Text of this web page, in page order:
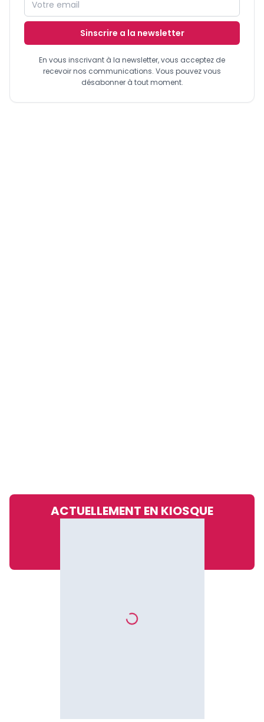
Sinscrire a la newsletter
En vous inscrivant à la newsletter, vous acceptez de
recevoir nos communications. Vous pouvez vous
désabonner à tout moment.
ACTUELLEMENT EN KIOSQUE